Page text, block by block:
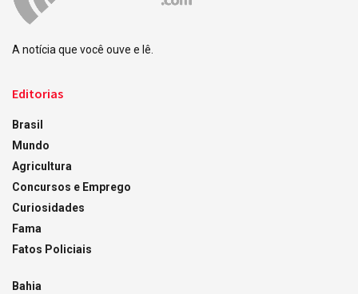
A notícia que você ouve e lê.
Editorias
Brasil
Mundo
Agricultura
Concursos e Emprego
Curiosidades
Fama
Fatos Policiais
Bahia